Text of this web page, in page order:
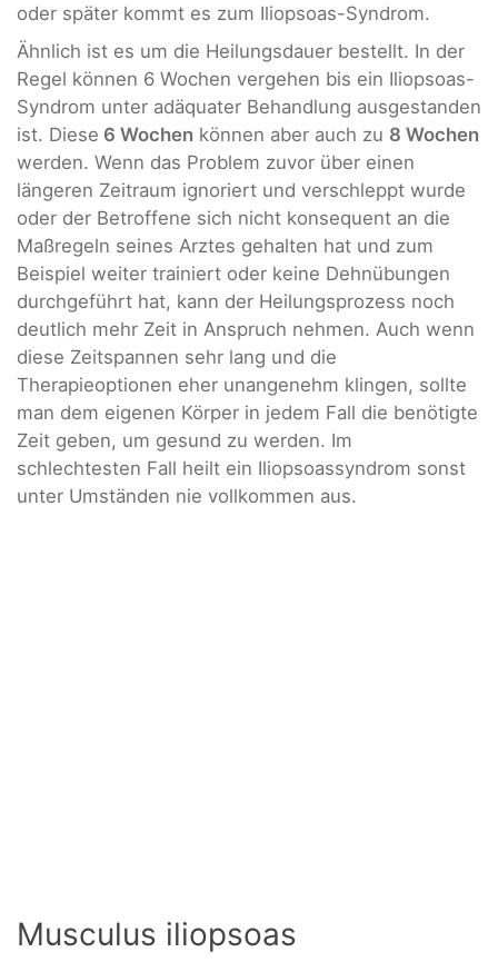
oder später kommt es zum Iliopsoas-Syndrom.
Ähnlich ist es um die Heilungsdauer bestellt. In der
Regel können 6 Wochen vergehen bis ein Iliopsoas-
Syndrom unter adäquater Behandlung ausgestanden
ist. Diese 6 Wochen können aber auch zu 8 Wochen
werden. Wenn das Problem zuvor über einen
längeren Zeitraum ignoriert und verschleppt wurde
oder der Betroffene sich nicht konsequent an die
Maßregeln seines Arztes gehalten hat und zum
Beispiel weiter trainiert oder keine Dehnübungen
durchgeführt hat, kann der Heilungsprozess noch
deutlich mehr Zeit in Anspruch nehmen. Auch wenn
diese Zeitspannen sehr lang und die
Therapieoptionen eher unangenehm klingen, sollte
man dem eigenen Körper in jedem Fall die benötigte
Zeit geben, um gesund zu werden. Im
schlechtesten Fall heilt ein Iliopsoassyndrom sonst
unter Umständen nie vollkommen aus.
Musculus iliopsoas